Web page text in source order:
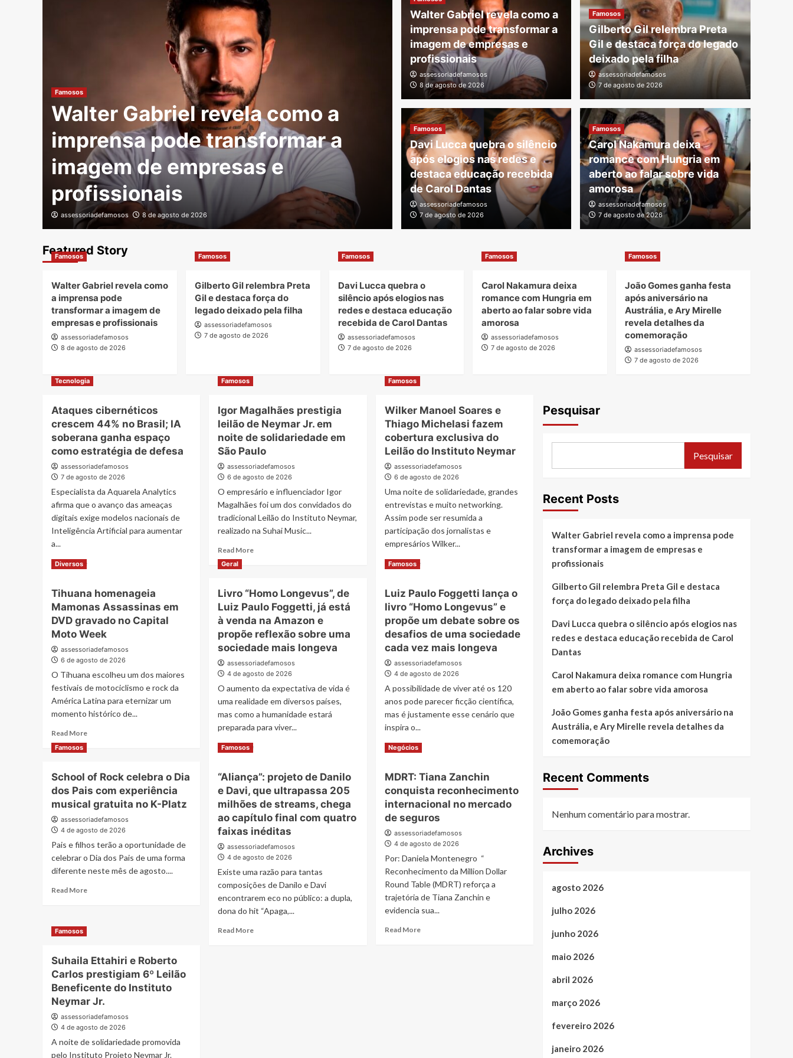
Famosos
Walter Gabriel revela como a
imprensa pode transformar a
imagem de empresas e
profissionais
assessoriadefamosos 8 de agosto de 2026
Famosos
Gilberto Gil relembra Preta Gil e
destaca força do legado deixado
pela filha
assessoriadefamosos 7 de agosto de 2026
Walter Gabriel revela como a
imprensa pode transformar a
imagem de empresas e
profissionais
assessoriadefamosos
8 de agosto de 2026
Famosos
Gilberto Gil relembra Preta
Gil e destaca força do legado
deixado pela filha
assessoriadefamosos
7 de agosto de 2026
Famosos
Davi Lucca quebra o silêncio
após elogios nas redes e
destaca educação recebida
de Carol Dantas
assessoriadefamosos
7 de agosto de 2026
Famosos
Carol Nakamura deixa
romance com Hungria em
aberto ao falar sobre vida
amorosa
assessoriadefamosos
7 de agosto de 2026
Featured Story
Famosos
Walter Gabriel revela como
a imprensa pode
transformar a imagem de
empresas e profissionais
assessoriadefamosos
8 de agosto de 2026
Famosos
Gilberto Gil relembra Preta
Gil e destaca força do
legado deixado pela filha
assessoriadefamosos
7 de agosto de 2026
Famosos
Davi Lucca quebra o
silêncio após elogios nas
redes e destaca educação
recebida de Carol Dantas
assessoriadefamosos
7 de agosto de 2026
Famosos
Carol Nakamura deixa
romance com Hungria em
aberto ao falar sobre vida
amorosa
assessoriadefamosos
7 de agosto de 2026
Famosos
João Gomes ganha festa
após aniversário na
Austrália, e Ary Mirelle
revela detalhes da
comemoração
assessoriadefamosos
7 de agosto de 2026
Tecnologia
Ataques cibernéticos
crescem 44% no Brasil; IA
soberana ganha espaço
como estratégia de defesa
assessoriadefamosos
7 de agosto de 2026
Especialista da Aquarela Analytics
afirma que o avanço das ameaças
digitais exige modelos nacionais de
Inteligência Artificial para aumentar
a...
Read MoreRead
Ataques
cibernéticos
crescem
44%
no
Brasil;
IA
soberana
ganha
espaço
estratégia
Famosos
Igor Magalhães prestigia
leilão de Neymar Jr. em
noite de solidariedade em
São Paulo
assessoriadefamosos
6 de agosto de 2026
O empresário e influenciador Igor
Magalhães foi um dos convidados do
tradicional Leilão do Instituto Neymar,
realizado na Suhai Music...
Read MoreRead
Magalhães
prestigia
de
Neymar
Jr.
em
noite
solidariedade
em
São
Paulo
Famosos
Wilker Manoel Soares e
Thiago Michelasi fazem
cobertura exclusiva do
Leilão do Instituto Neymar
assessoriadefamosos
6 de agosto de 2026
Uma noite de solidariedade, grandes
entrevistas e muito networking.
Assim pode ser resumida a
participação dos jornalistas e
empresários Wilker...
Read MoreRead
Wilker
Manoel
Soares
Thiago
Michelasi
fazem
cobertura
exclusiva
Leilão
do
Instituto
Neymar
Diversos
Tihuana homenageia
Mamonas Assassinas em
DVD gravado no Capital
Moto Week
assessoriadefamosos
6 de agosto de 2026
O Tihuana escolheu um dos maiores
festivais de motociclismo e rock da
América Latina para eternizar um
momento histórico de...
Read MoreRead
homenageia
Mamonas
Assassinas
em
DVD
gravado
no
Capital
Geral
Livro “Homo Longevus”, de
Luiz Paulo Foggetti, já está
à venda na Amazon e
propõe reflexão sobre uma
sociedade mais longeva
assessoriadefamosos
4 de agosto de 2026
O aumento da expectativa de vida é
uma realidade em diversos países,
mas como a humanidade estará
preparada para viver...
Read MoreRead
Livro
“Homo
Longevus”,
de
Luiz
Paulo
Foggetti,
já
venda
na
Amazon
Famosos
Luiz Paulo Foggetti lança o
livro “Homo Longevus” e
propõe um debate sobre os
desafios de uma sociedade
cada vez mais longeva
assessoriadefamosos
4 de agosto de 2026
A possibilidade de viver até os 120
anos pode parecer ficção científica,
mas é justamente esse cenário que
inspira o...
Read MoreRead
Luiz
Paulo
Foggetti
o
livro
“Homo
Longevus”
e
propõe
debate
sobre
Famosos
School of Rock celebra o Dia
dos Pais com experiência
musical gratuita no K-Platz
assessoriadefamosos
4 de agosto de 2026
Pais e filhos terão a oportunidade de
celebrar o Dia dos Pais de uma forma
diferente neste mês de agosto....
Read MoreRead
celebra
o
Dia
dos
Pais
com
experiência
gratuita
Famosos
“Aliança”: projeto de Danilo
e Davi, que ultrapassa 205
milhões de streams, chega
ao capítulo final com quatro
faixas inéditas
assessoriadefamosos
4 de agosto de 2026
Existe uma razão para tantas
composições de Danilo e Davi
encontrarem eco no público: a dupla,
dona do hit “Apaga,...
Read MoreRead
Negócios
MDRT: Tiana Zanchin
conquista reconhecimento
internacional no mercado
de seguros
assessoriadefamosos
4 de agosto de 2026
Por: Daniela Montenegro “
Reconhecimento da Million Dollar
Round Table (MDRT) reforça a
trajetória de Tiana Zanchin e
evidencia sua...
Read MoreRead
Famosos
Suhaila Ettahiri e Roberto
Carlos prestigiam 6º Leilão
Beneficente do Instituto
Neymar Jr.
assessoriadefamosos
4 de agosto de 2026
A noite de solidariedade promovida
pelo Instituto Projeto Neymar Jr.
Pesquisar
Pesquisar
Recent Posts
Walter Gabriel revela como a imprensa pode
transformar a imagem de empresas e
profissionais
Gilberto Gil relembra Preta Gil e destaca
força do legado deixado pela filha
Davi Lucca quebra o silêncio após elogios nas
redes e destaca educação recebida de Carol
Dantas
Carol Nakamura deixa romance com Hungria
em aberto ao falar sobre vida amorosa
João Gomes ganha festa após aniversário na
Austrália, e Ary Mirelle revela detalhes da
comemoração
Recent Comments
Nenhum comentário para mostrar.
Archives
agosto 2026
julho 2026
junho 2026
maio 2026
abril 2026
março 2026
fevereiro 2026
janeiro 2026